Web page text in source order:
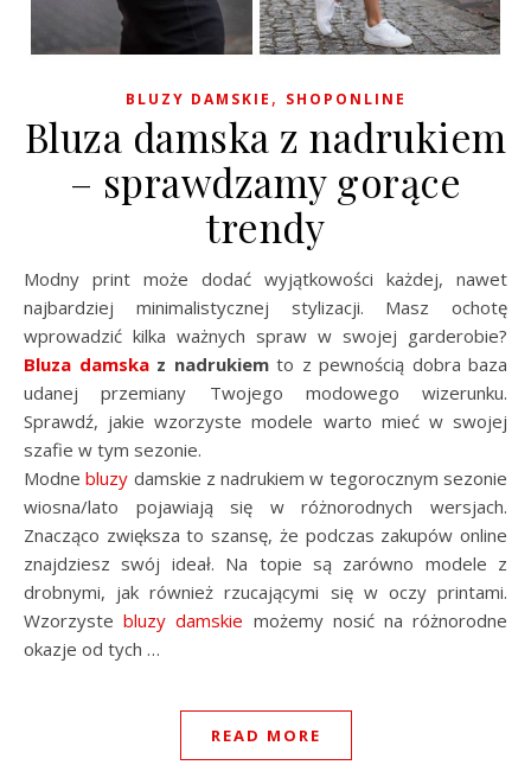
BLUZY DAMSKIE , SHOPONLINE
Bluza damska z nadrukiem
– sprawdzamy gorące
trendy
Modny print może dodać wyjątkowości każdej, nawet
najbardziej minimalistycznej stylizacji. Masz ochotę
wprowadzić kilka ważnych spraw w swojej garderobie?
Bluza damskaz nadrukiemto z pewnością dobra baza
udanej przemiany Twojego modowego wizerunku.
Sprawdź, jakie wzorzyste modele warto mieć w swojej
szafie w tym sezonie.
Modnebluzy damskie z nadrukiem w tegorocznym sezonie
wiosna/lato pojawiają się w różnorodnych wersjach.
Znacząco zwiększa to szansę, że podczas zakupów online
znajdziesz swój ideał. Na topie są zarówno modele z
drobnymi, jak również rzucającymi się w oczy printami.
Wzorzystebluzy damskie możemy nosić na różnorodne
okazje od tych …
READ MORE